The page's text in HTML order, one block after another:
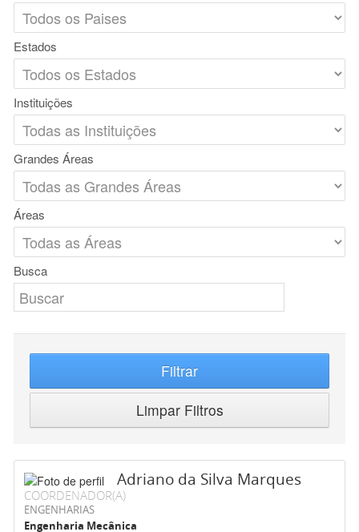
Estados
Instituições
Grandes Áreas
Áreas
Busca
Filtrar
Limpar Filtros
Adriano da Silva Marques
COORDENADOR(A)
ENGENHARIAS
Engenharia Mecânica